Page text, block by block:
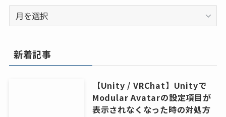
ー
イ
ブ
新着記事
【Unity / VRChat】Unityで
Modular Avatarの設定項目が
表示されなくなった時の対処方